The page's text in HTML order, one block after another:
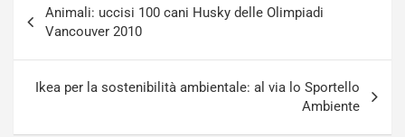
articoli
Animali: uccisi 100 cani Husky delle Olimpiadi
Vancouver 2010
Ikea per la sostenibilità ambientale: al via lo Sportello
Ambiente